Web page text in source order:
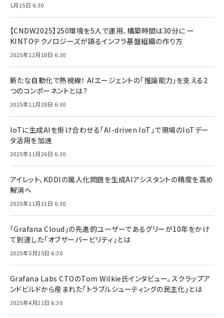
1月15日 6:30
【CNDW2025】250環境を5人で運用、構築時間は30分に ー
KINTOテクノロジーズが語るインフラ基盤組織の作り方
2025年12月18日 6:30
新たな自動化で熱視線！ AIエージェントの「推論能力」を支える2
つのコンポーネントとは？
2025年11月28日 6:30
IoTに生成AIを掛け合わせる「AI-driven IoT」で現場のIoTデー
タ活用を加速
2025年11月26日 6:30
アイレット、KDDIの属人化問題を生成AIアシスタントの精度を高め
解消へ
2025年11月21日 6:30
「Grafana Cloud」の先進的ユーザーであるグリーが10年をかけ
て到達した「オブザーバービリティ」とは
2025年5月15日 6:30
Grafana Labs CTOのTom Wilkie氏インタビュー。スクラップア
ンドビルドから産まれた「トラブルシューティングの民主化」とは
2025年4月21日 6:30